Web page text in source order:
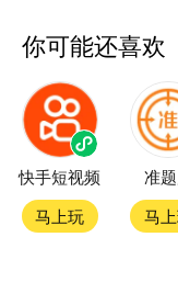
你可能还喜欢
快手短视频
马上玩
准
马